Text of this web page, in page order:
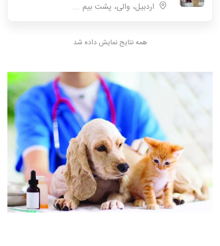
اردبیل، والی، پشت بیم ...
همه نتایج نمایش داده شد